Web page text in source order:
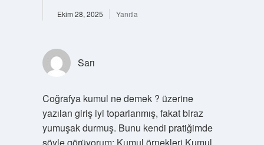
Ekim 28, 2025 Yanıtla
Sarı
Coğrafya kumul ne demek ? üzerine
yazılan giriş iyi toparlanmış, fakat biraz
yumuşak durmuş. Bunu kendi pratiğimde
şöyle görüyorum: Kumul örnekleri Kumul